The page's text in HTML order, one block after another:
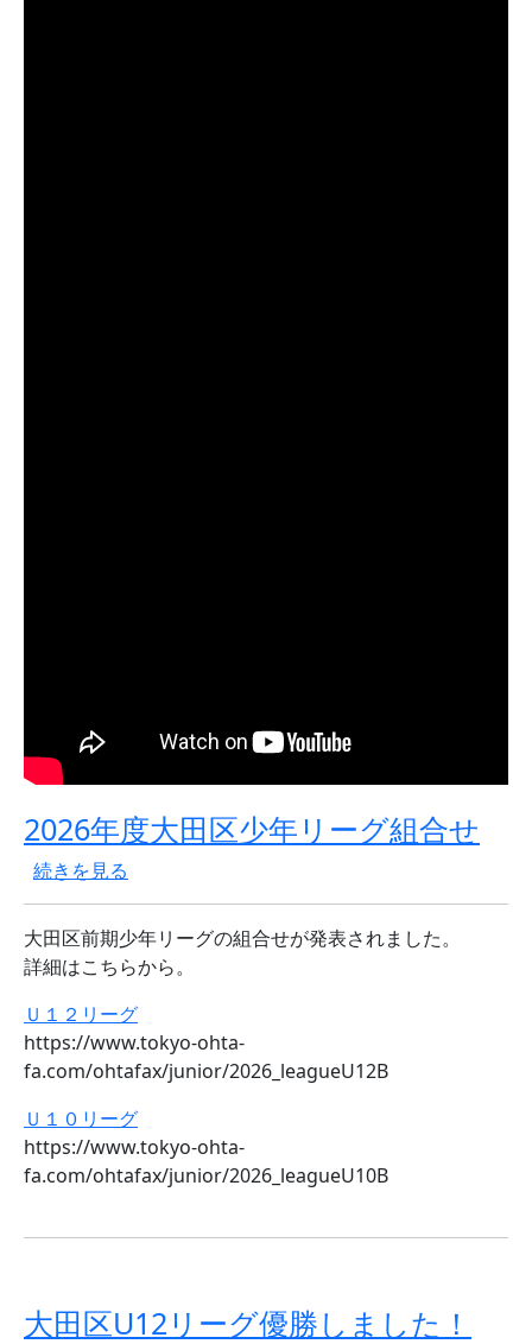
2026年度大田区少年リーグ組合せ
2026年度大田区少年リーグ組合せ の
続きを見る
大田区前期少年リーグの組合せが発表されました。
詳細はこちらから。
Ｕ１２リーグ
https://www.tokyo-ohta-
fa.com/ohtafax/junior/2026_leagueU12B
Ｕ１０リーグ
https://www.tokyo-ohta-
fa.com/ohtafax/junior/2026_leagueU10B
大田区U12リーグ優勝しました！